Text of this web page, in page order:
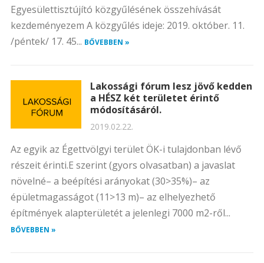
Egyesülettisztújító közgyűlésének összehívását
kezdeményezem A közgyűlés ideje: 2019. október. 11.
/péntek/ 17. 45... BŐVEBBEN »
Lakossági fórum lesz jövő kedden
a HÉSZ két területet érintő
módosításáról.
2019.02.22.
Az egyik az Égettvölgyi terület ÖK-i tulajdonban lévő
részeit érinti.E szerint (gyors olvasatban) a javaslat
növelné– a beépítési arányokat (30>35%)– az
épületmagasságot (11>13 m)– az elhelyezhető
építmények alapterületét a jelenlegi 7000 m2-ről...
BŐVEBBEN »